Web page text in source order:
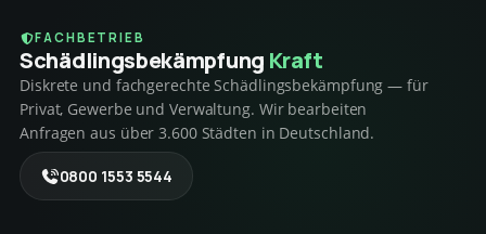
FACHBETRIEB
Schädlings­bekämpfung Kraft
Diskrete und fachgerechte Schädlingsbekämpfung — für
Privat, Gewerbe und Verwaltung. Wir bearbeiten
Anfragen aus über 3.600 Städten in Deutschland.
0800 1553 5544